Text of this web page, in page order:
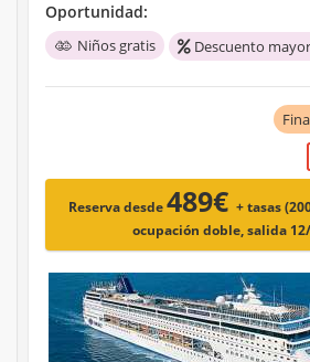
Oportunidad:
Niños gratis Descuento
Reserva desde489€ + tasas
ocupación doble, salida